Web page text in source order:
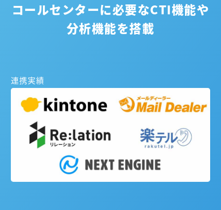
コールセンターに必要なCTI機能や
分析機能を搭載
連携実績